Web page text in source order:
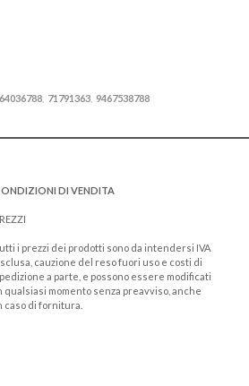
71791363 9467538788
DI VENDITA
i prezzi dei prodotti sono da intendersi IVA
cauzione del reso fuori uso e costi di
a parte, e possono essere modificati
qualsiasi momento senza preavviso, anche
caso di fornitura.